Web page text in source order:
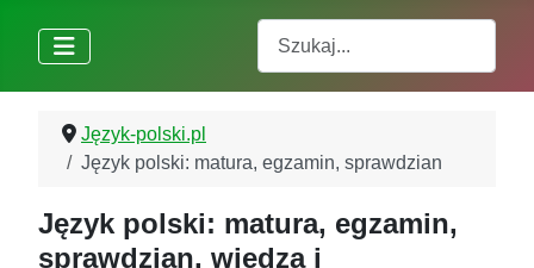
Język-polski.pl
Język polski: matura, egzamin, sprawdzian
Język polski: matura, egzamin,
sprawdzian, wiedza i